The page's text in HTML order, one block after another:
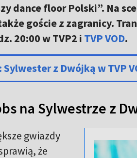
dance floor Polski”. Na
goście z zagranicy.
20:00 w TVP2 i TVP VOD.
Sylwester z Dwójką w TVP
na Sylwestrze z
gwiazdy
że